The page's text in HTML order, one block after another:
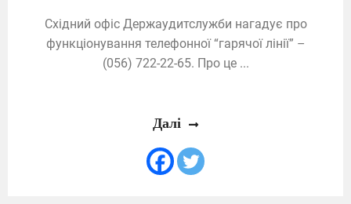
Східний офіс Держаудитслужби нагадує про
функціонування телефонної “гарячої лінії” –
(056) 722-22-65. Про це ...
Далі